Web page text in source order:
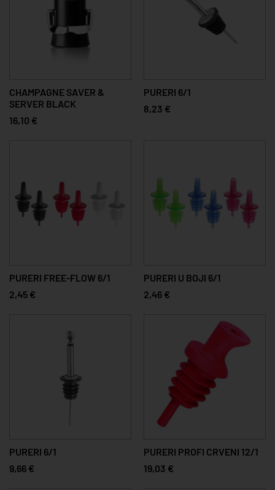
CHAMPAGNE SAVER &
SERVER BLACK
16,10 €
PURERI 6/1
8,23 €
PURERI FREE-FLOW 6/1
2,45 €
PURERI U BOJI 6/1
2,46 €
PURERI 6/1
9,66 €
PURERI PROFI CRVENI 12/1
19,03 €